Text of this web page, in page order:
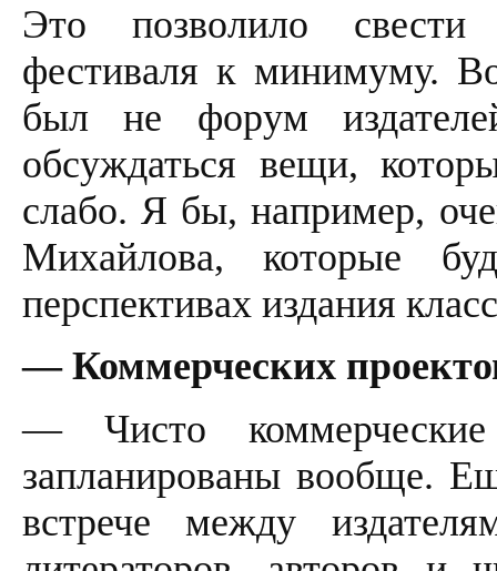
Это позволило свести
фестиваля к минимуму.
был не форум
обсуждаться вещи,
слабо. Я бы, например,
Михайлова, которые
перспективах издания
— Коммерческих
— Чисто коммерческие
запланированы вообще.
встрече между